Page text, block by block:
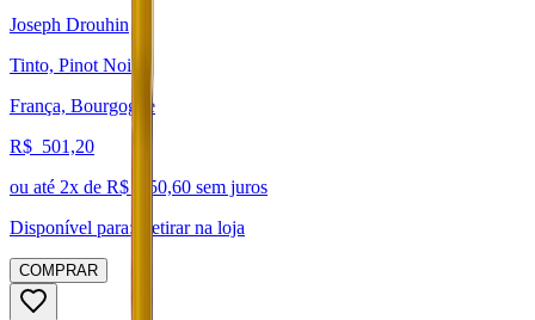
Joseph Drouhin
Tinto, Pinot Noir
França, Bourgogne
R$ 501,20
ou até 2x de R$ 250,60 sem juros
Disponível para:
Retirar na loja
COMPRAR